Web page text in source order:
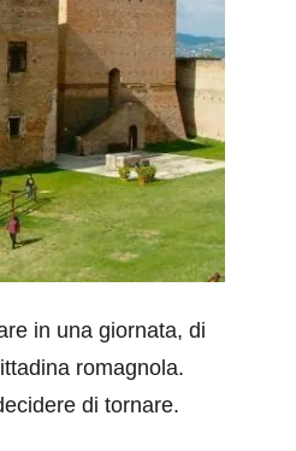
in una giornata, di
romagnola.
di tornare.